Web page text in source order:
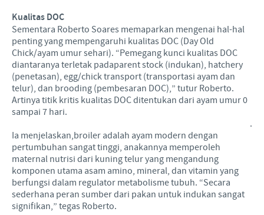
Kualitas DOC
Sementara Roberto Soares memaparkan mengenai hal-hal
penting yang mempengaruhi kualitas DOC (Day Old
Chick/ayam umur sehari). “Pemegang kunci kualitas DOC
diantaranya terletak padaparent stock (indukan), hatchery
(penetasan), egg/chick transport (transportasi ayam dan
telur), dan brooding (pembesaran DOC),” tutur Roberto.
Artinya titik kritis kualitas DOC ditentukan dari ayam umur 0
sampai 7 hari.
.
Ia menjelaskan,broiler adalah ayam modern dengan
pertumbuhan sangat tinggi, anakannya memperoleh
maternal nutrisi dari kuning telur yang mengandung
komponen utama asam amino, mineral, dan vitamin yang
berfungsi dalam regulator metabolisme tubuh. “Secara
sederhana peran sumber dari pakan untuk indukan sangat
signifikan,” tegas Roberto.